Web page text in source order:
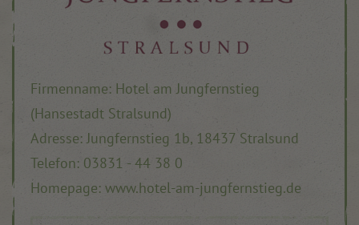
Firmenname: Hotel am Jungfernstieg
(Hansestadt Stralsund)
Adresse: Jungfernstieg 1b, 18437 Stralsund
Telefon: 03831 - 44 38 0
Homepage: www.hotel-am-jungfernstieg.de